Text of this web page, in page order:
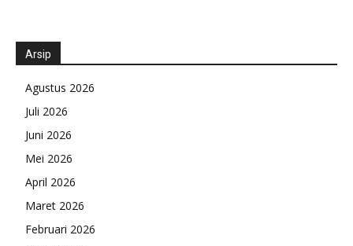
Arsip
Agustus 2026
Juli 2026
Juni 2026
Mei 2026
April 2026
Maret 2026
Februari 2026